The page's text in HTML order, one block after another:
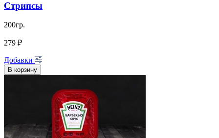
Стрипсы
200гр.
279 ₽
Добавки
В корзину